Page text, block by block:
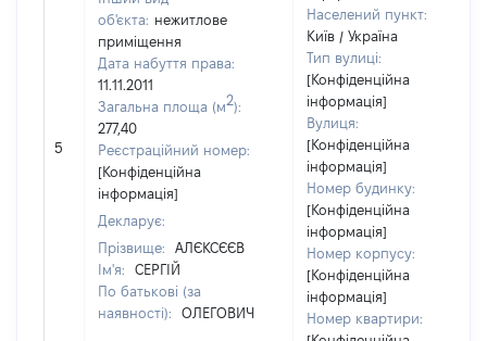
5
об'єкта: нежитлове
приміщення
Дата набуття права:
11.11.2011
Загальна площа (м2):
277,40
Реєстраційний номер:
[Конфіденційна
інформація]
Декларує:
Прізвище:
АЛЄКСЄЄВ
Ім'я:
СЕРГІЙ
По батькові (за
наявності):
ОЛЕГОВИЧ
Населений пункт:
Київ / Україна
Тип вулиці:
[Конфіденційна
інформація]
Вулиця:
[Конфіденційна
інформація]
Номер будинку:
[Конфіденційна
інформація]
Номер корпусу:
[Конфіденційна
інформація]
Номер квартири: